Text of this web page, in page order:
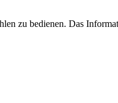
zu bedienen. Das